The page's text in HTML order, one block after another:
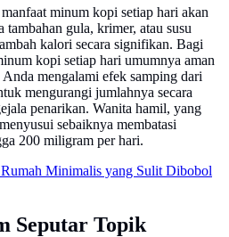
minum kopi setiap hari akan
gula, krimer, atau susu
kalori secara signifikan. Bagi
kopi setiap hari umumnya aman
mengalami efek samping dari
mengurangi jumlahnya secara
penarikan. Wanita hamil, yang
sebaiknya membatasi
200 miligram per hari.
Minimalis yang Sulit Dibobol
Seputar Topik